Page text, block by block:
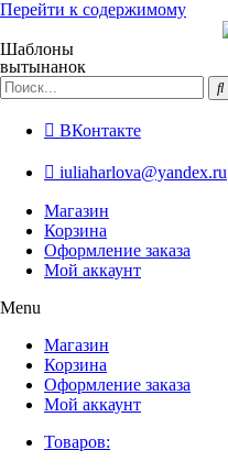
Перейти к содержимому
Шаблоны
вытынанок
ВКонтакте
iuliaharlova@yandex.ru
Магазин
Корзина
Оформление заказа
Мой аккаунт
Menu
Магазин
Корзина
Оформление заказа
Мой аккаунт
Товаров: